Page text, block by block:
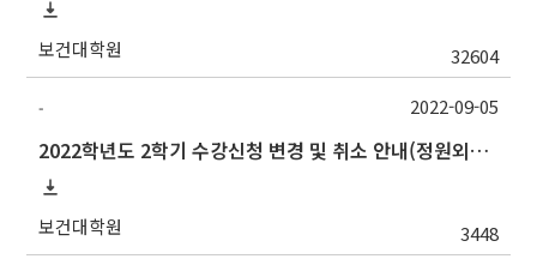
보건대학원 32604
-
2022학년도 2학기 수강신청 변경 및 취소 안내(정원외신청, 중복수강신청 포함)
보건대학원 3448
2022-09-05